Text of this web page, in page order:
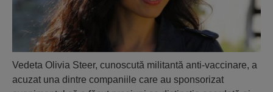
Vedeta Olivia Steer, cunoscută militantă anti-vaccinare, a
acuzat una dintre companiile care au sponsorizat